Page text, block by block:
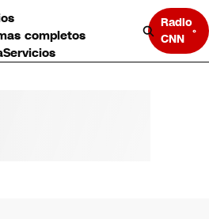
completos
Servicios
Radio
CNN